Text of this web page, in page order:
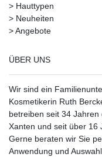
> Hauttypen
> Neuheiten
>Angebote
ÜBER UNS
Wir sind ein
Kosmetikerin Ruth
betreiben seit 34 Jahren
Xanten und seit über 16
Gerne beraten wir Sie
Anwendung und